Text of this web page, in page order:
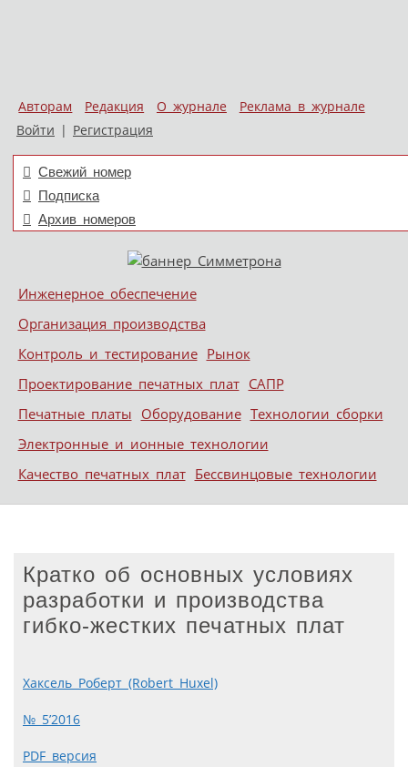
Авторам Редакция О журнале
Реклама в журнале
Войти | Регистрация
Свежий номер
Подписка
Архив номеров
Меню
Skip to content
Инженерное обеспечение
Организация производства
Контроль и тестирование Рынок
Проектирование печатных плат САПР
Печатные платы Оборудование Технологии сборки
Электронные и ионные технологии
Качество печатных плат Бессвинцовые технологии
Кратко об основных условиях
разработки и производства
гибко-жестких печатных плат
Хаксель Роберт (Robert Huxel)
№ 5’2016
PDF версия